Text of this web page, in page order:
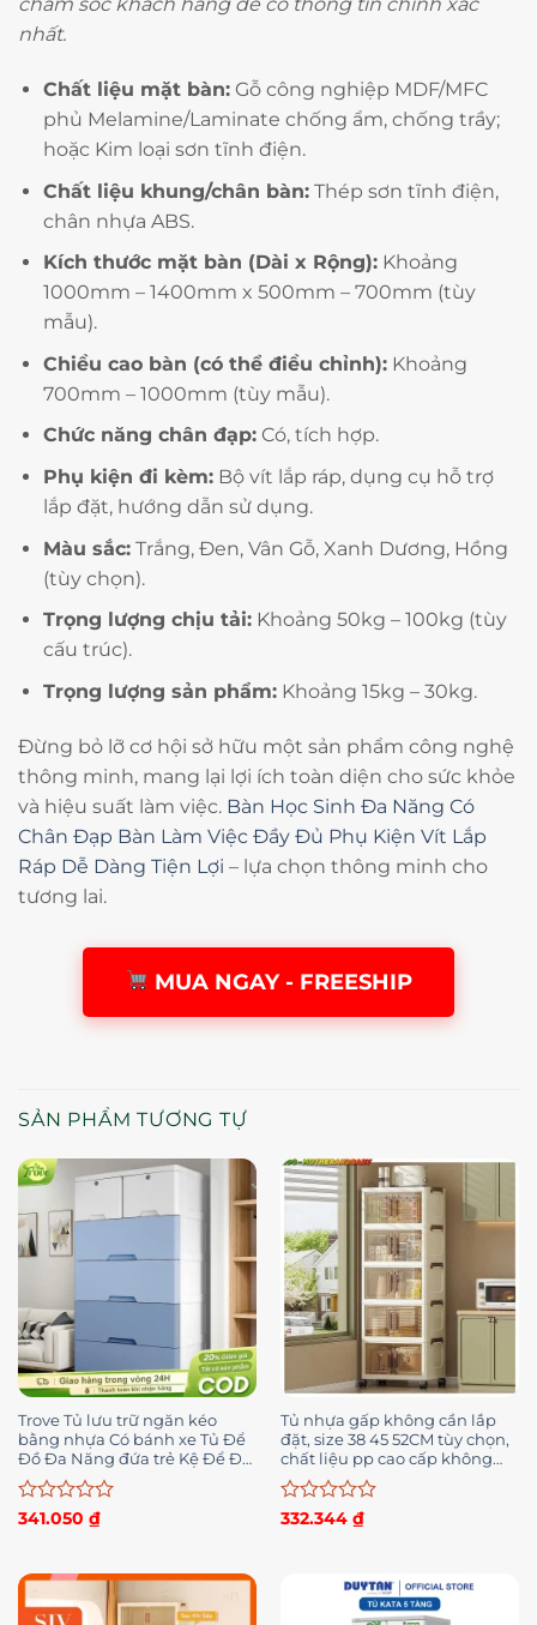
nhất.
Chất liệu mặt bàn:Gỗ công nghiệp MDF/MFC
phủ Melamine/Laminate chống ẩm, chống trầy;
hoặc Kim loại sơn tĩnh điện.
Chất liệu khung/chân bàn:Thép sơn tĩnh điện,
chân nhựa ABS.
Kích thước mặt bàn (Dài x Rộng):Khoảng
1000mm – 1400mm x 500mm – 700mm (tùy
mẫu).
Chiều cao bàn (có thể điều chỉnh):Khoảng
700mm – 1000mm (tùy mẫu).
Chức năng chân đạp:Có, tích hợp.
Phụ kiện đi kèm:Bộ vít lắp ráp, dụng cụ hỗ trợ
lắp đặt, hướng dẫn sử dụng.
Màu sắc:Trắng, Đen, Vân Gỗ, Xanh Dương, Hồng
(tùy chọn).
Trọng lượng chịu tải:Khoảng 50kg – 100kg (tùy
cấu trúc).
Trọng lượng sản phẩm:Khoảng 15kg – 30kg.
Đừng bỏ lỡ cơ hội sở hữu một sản phẩm công nghệ
thông minh, mang lại lợi ích toàn diện cho sức khỏe
và hiệu suất làm việc. Bàn Học Sinh Đa Năng Có
Chân Đạp Bàn Làm Việc Đầy Đủ Phụ Kiện Vít Lắp
Ráp Dễ Dàng Tiện Lợi – lựa chọn thông minh cho
tương lai.
MUA NGAY - FREESHIP
SẢN PHẨM TƯƠNG TỰ
Trove Tủ lưu trữ ngăn kéo
bằng nhựa Có bánh xe Tủ Để
Đồ Đa Năng đứa trẻ Kệ Để Đồ
Tiện Lợi Khóa
Được
0
5
sao
341.050 ₫
Tủ nhựa gấp không cần lắp
đặt, size 38 45 52CM tùy chọn,
chất liệu pp cao cấp không
mùi
Được
332.344 ₫